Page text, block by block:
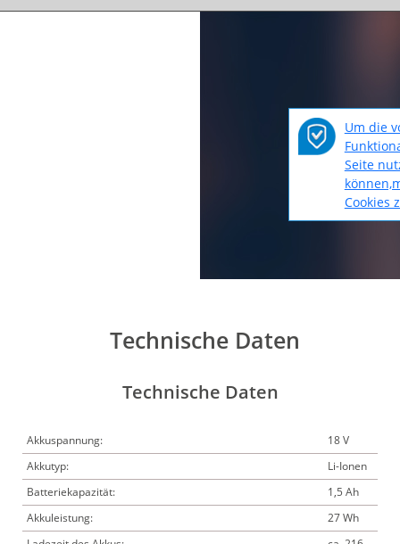
Um die
Seite
Cookies
Technische Daten
Technische Daten
Akkuspannung:
18 V
Akkutyp:
Li-Ionen
Batteriekapazität:
1,5 Ah
Akkuleistung:
27 Wh